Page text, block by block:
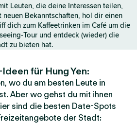
e
i
t
e
Leuten, die deine Interessen teilen,
Bekanntschaften, hol dir einen
dich zum Kaffeetrinken im Café um die
Tour und entdeck (wieder) die
zu bieten hat.
für Hung Yen:
wo du am besten Leute in
Aber wo gehst du mit ihnen
sind die besten Date-Spots
der Stadt: